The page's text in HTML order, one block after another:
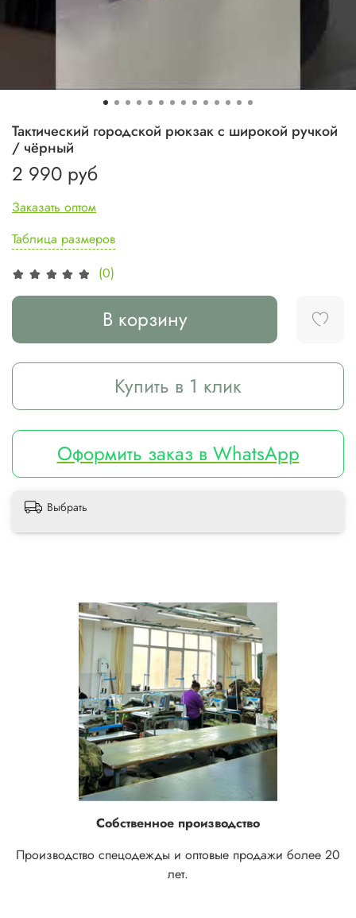
(0)
Тактический городской рюкзак с широкой ручкой
/ чёрный
2 990 руб
Заказать оптом
Таблица размеров
В корзину
Купить в 1 клик
Оформить заказ в WhatsApp
Выбрать
Собственное производство
Производство спецодежды и оптовые продажи более 20
лет.